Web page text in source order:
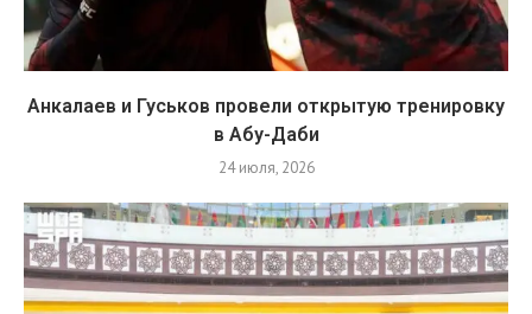
Анкалаев и Гуськов провели открытую тренировку
в Абу-Даби
24 июля, 2026